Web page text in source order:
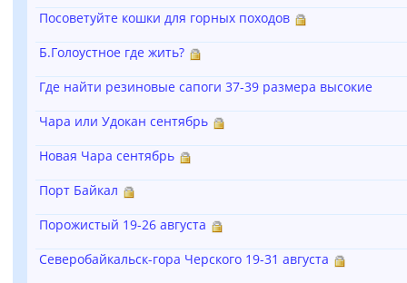
Посоветуйте кошки для горных походов
Б.Голоустное где жить?
Где найти резиновые сапоги 37-39 размера высокие
Чара или Удокан сентябрь
Новая Чара сентябрь
Порт Байкал
Порожистый 19-26 августа
Северобайкальск-гора Черского 19-31 августа